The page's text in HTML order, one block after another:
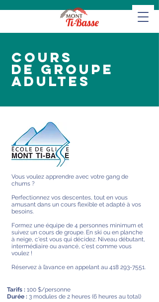
COURS
DE GROUPE
ADULTES
Vous voulez apprendre avec votre gang de
chums ?
Perfectionnez vos descentes, tout en vous
amusant dans un cours flexible et adapté à vos
besoins.
Formez une équipe de 4 personnes minimum et
suivez un cours de groupe. En ski ou en planche
à neige, c'est vous qui décidez. Niveau débutant,
intermédiaire ou avancé, c'est comme vous
voulez !
Réservez à l’avance en appelant au 418 293-7551.
Tarifs : 100 $/personne
Durée : 3 modules de 2 heures (6 heures au total)